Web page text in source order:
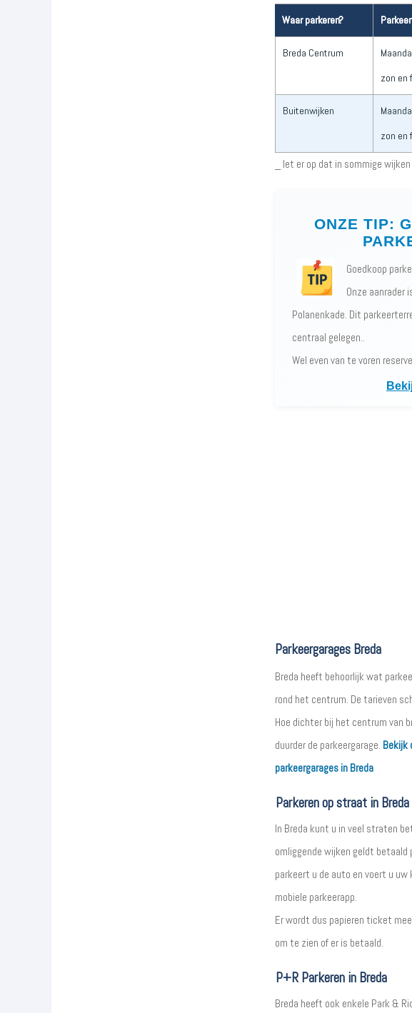
Waar parkeren?
Breda Centrum
zon en
Buitenwijken
zon en
_ let er op dat in sommige
ONZE TIP:
Goedkoop
Onze aanrader
Polanenkade. Dit
centraal gelegen..
Wel even van te voren
Parkeergarages Breda
Breda heeft behoorlijk wat
rond het centrum. De tarieven
Hoe dichter bij het centrum van
duurder de parkeergarage. Bekijk
parkeergarages in Breda
Parkeren op straat in
In Breda kunt u in veel straten
omliggende wijken geldt
parkeert u de auto en voert u
mobiele parkeerapp.
Er wordt dus papieren ticket
om te zien of er is betaald.
P+R Parkeren in Breda
Breda heeft ook enkele Park &